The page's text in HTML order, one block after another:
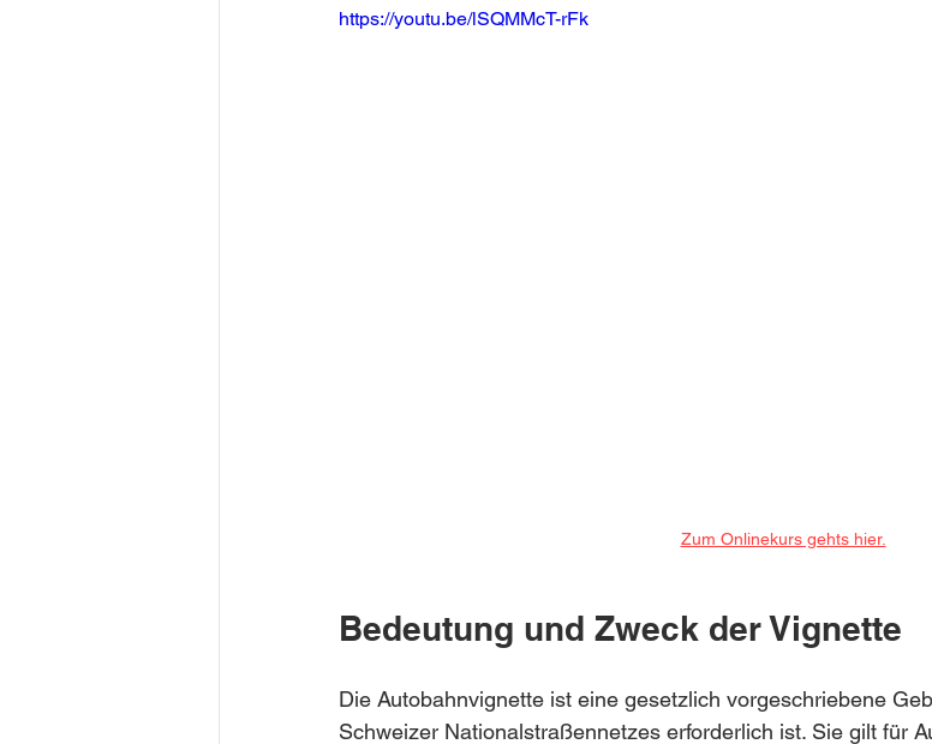
https://youtu.be/lSQMMcT-rFk
Zum Onlinekurs gehts hier.
Bedeutung und Zweck der Vignette
Die Autobahnvignette ist eine gesetzlich vorgeschriebene
Schweizer Nationalstraßennetzes erforderlich ist. Sie gilt für